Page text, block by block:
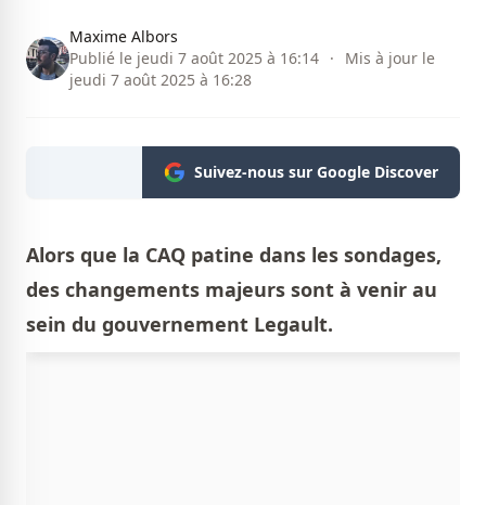
Maxime Albors
Publié le jeudi 7 août 2025 à 16:14 ·
Mis à jour le
jeudi 7 août 2025 à 16:28
Suivez-nous sur Google Discover
Alors que la CAQ patine dans les sondages,
des changements majeurs sont à venir au
sein du gouvernement Legault.